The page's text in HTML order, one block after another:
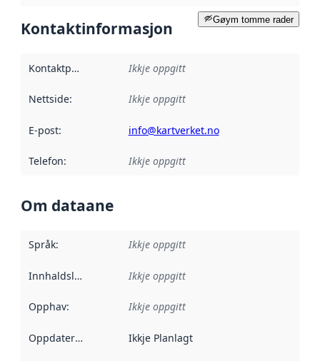
Gøym tomme rader
Kontaktinformasjon
Kontaktpunkt Ikkje oppgitt
Nettside: Ikkje oppgitt
E-post: info@kartverket.no
Telefon: Ikkje oppgitt
Om dataane
Språk: Ikkje oppgitt
Innhaldsleverandørar :
Ikkje oppgitt
Opphav: Ikkje oppgitt
Oppdateringsfrekvens :
Ikkje Planlagt